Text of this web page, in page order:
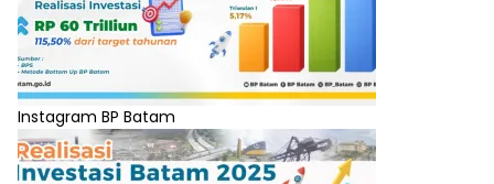
Instagram BP Batam